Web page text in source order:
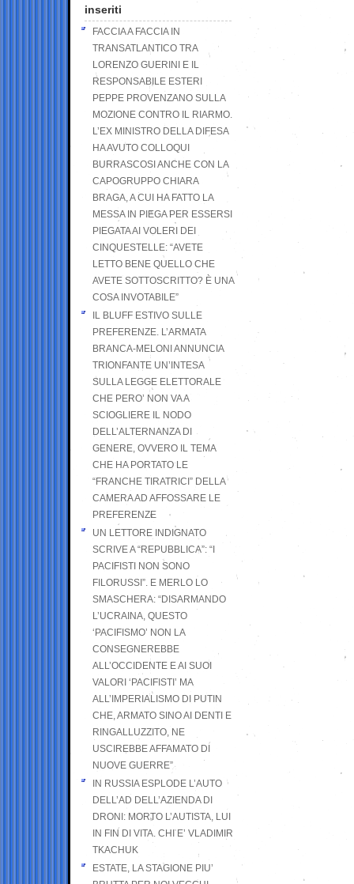
inseriti
FACCIA A FACCIA IN
TRANSATLANTICO TRA
LORENZO GUERINI E IL
RESPONSABILE ESTERI
PEPPE PROVENZANO SULLA
MOZIONE CONTRO IL RIARMO.
L’EX MINISTRO DELLA DIFESA
HA AVUTO COLLOQUI
BURRASCOSI ANCHE CON LA
CAPOGRUPPO CHIARA
BRAGA, A CUI HA FATTO LA
MESSA IN PIEGA PER ESSERSI
PIEGATA AI VOLERI DEI
CINQUESTELLE: “AVETE
LETTO BENE QUELLO CHE
AVETE SOTTOSCRITTO? È UNA
COSA INVOTABILE”
IL BLUFF ESTIVO SULLE
PREFERENZE. L’ARMATA
BRANCA-MELONI ANNUNCIA
TRIONFANTE UN’INTESA
SULLA LEGGE ELETTORALE
CHE PERO’ NON VA A
SCIOGLIERE IL NODO
DELL’ALTERNANZA DI
GENERE, OVVERO IL TEMA
CHE HA PORTATO LE
“FRANCHE TIRATRICI” DELLA
CAMERA AD AFFOSSARE LE
PREFERENZE
UN LETTORE INDIGNATO
SCRIVE A “REPUBBLICA”: “I
PACIFISTI NON SONO
FILORUSSI”. E MERLO LO
SMASCHERA: “DISARMANDO
L’UCRAINA, QUESTO
‘PACIFISMO’ NON LA
CONSEGNEREBBE
ALL’OCCIDENTE E AI SUOI
VALORI ‘PACIFISTI’ MA
ALL’IMPERIALISMO DI PUTIN
CHE, ARMATO SINO AI DENTI E
RINGALLUZZITO, NE
USCIREBBE AFFAMATO DI
NUOVE GUERRE”
IN RUSSIA ESPLODE L’AUTO
DELL’AD DELL’AZIENDA DI
DRONI: MORTO L’AUTISTA, LUI
IN FIN DI VITA. CHI E’ VLADIMIR
TKACHUK
ESTATE, LA STAGIONE PIU’